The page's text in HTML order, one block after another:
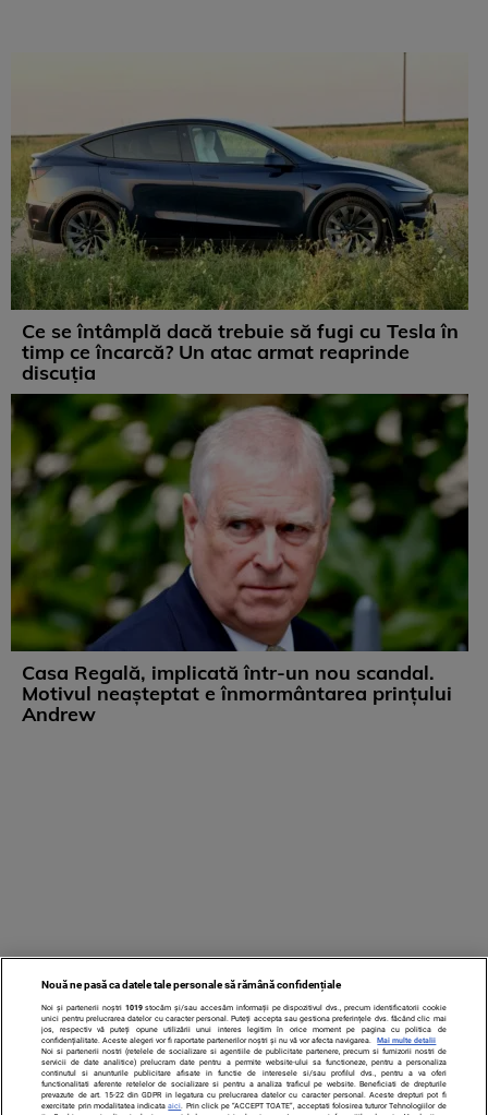
Ce se întâmplă dacă trebuie să fugi cu Tesla în
timp ce încarcă? Un atac armat reaprinde
discuția
Casa Regală, implicată într-un nou scandal.
Motivul neașteptat e înmormântarea prințului
Andrew
Nouă ne pasă ca datele tale personale să rămână confidențiale
Noi și partenerii noștri 1019stocăm și/sau accesăm informații pe dispozitivul dvs., precum identificatorii cookie
unici pentru prelucrarea datelor cu caracter personal. Puteți accepta sau gestiona preferințele dvs. făcând clic mai
jos, respectiv vă puteți opune utilizării unui interes legitim în orice moment pe pagina cu politica de
confidențialitate. Aceste alegeri vor fi raportate partenerilor noștri și nu vă vor afecta navigarea.
Mai multe detalii
Noi si partenerii nostri (retelele de socializare si agentiile de publicitate partenere, precum si furnizorii nostri de
servicii de date analitice) prelucram date pentru a permite website-ului sa functioneze, pentru a personaliza
continutul si anunturile publicitare afisate in functie de interesele si/sau profilul dvs., pentru a va oferi
functionalitati aferente retelelor de socializare si pentru a analiza traficul pe website. Beneficiati de drepturile
prevazute de art. 15-22 din GDPR in legatura cu prelucrarea datelor cu caracter personal. Aceste drepturi pot fi
exercitate prin modalitatea indicataaici . Prin click pe “ACCEPT TOATE”, acceptati folosirea tuturor Tehnologiilor de